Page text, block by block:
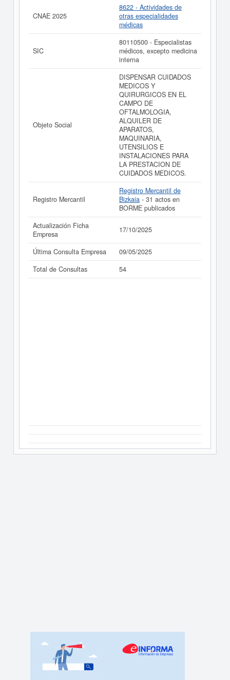
Registro Mercantil de Bizkaia y tiene 31 actos inscritos
en el BORME.
Si está interesado en conocer más datos de la empresa
SOCIEDAD REFRACTIVA DE LASER Y MIOPIA SL
(EXTINGUIDA) puede
acceder inmediatamente a este
Informe ampliado
de SOCIEDAD REFRACTIVA DE
LASER Y MIOPIA SL (EXTINGUIDA) y consultar los
resultados de sus años de actividad, así como los
balances y cuentas de resultados disponibles.
La última actualización del informe de empresa se ha
realizado el 17/10/2025.
CNAE 2025
8622 - Actividades de
otras especialidades
médicas
SIC
80110500 - Especialistas
médicos, excepto medicina
interna
Objeto Social
DISPENSAR CUIDADOS
MEDICOS Y
QUIRURGICOS EN EL
CAMPO DE
OFTALMOLOGIA,
ALQUILER DE
APARATOS,
MAQUINARIA,
UTENSILIOS E
INSTALACIONES PARA
LA PRESTACION DE
CUIDADOS MEDICOS.
Registro Mercantil
Registro Mercantil de
Bizkaia - 31 actos en
BORME publicados
Actualización Ficha
Empresa
17/10/2025
Última Consulta Empresa
09/05/2025
Total de Consultas
54